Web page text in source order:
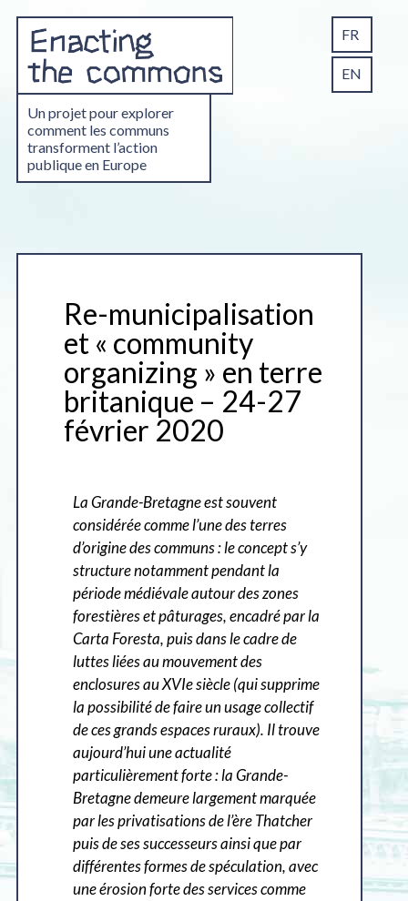
Un projet pour explorer
comment les communs
transforment l’action
publique en Europe
FR
EN
Re-municipalisation
et « community
organizing » en terre
britanique – 24-27
février 2020
La Grande-Bretagne est souvent
considérée comme l’une des terres
d’origine des communs : le concept s’y
structure notamment pendant la
période médiévale autour des zones
forestières et pâturages, encadré par la
Carta Foresta, puis dans le cadre de
luttes liées au mouvement des
enclosures au XVIe siècle (qui supprime
la possibilité de faire un usage collectif
de ces grands espaces ruraux). Il trouve
aujourd’hui une actualité
particulièrement forte : la Grande-
Bretagne demeure largement marquée
par les privatisations de l’ère Thatcher
puis de ses successeurs ainsi que par
différentes formes de spéculation, avec
une érosion forte des services comme